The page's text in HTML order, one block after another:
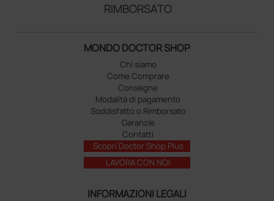
RIMBORSATO
MONDO DOCTOR SHOP
Chi siamo
Come Comprare
Consegne
Modalità di pagamento
Soddisfatto o Rimborsato
Garanzie
Contatti
Scopri Doctor Shop Plus
LAVORA CON NOI
INFORMAZIONI LEGALI